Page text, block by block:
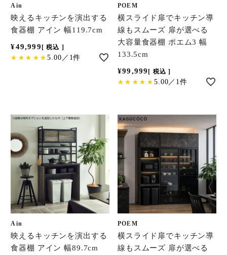
Ain
映えるキッチンを演出する
食器棚 アイン 幅119.7cm
¥49,999 税込
5.00／1件
POEM
横スライド扉でキッチン導
線もスムーズ 扉が選べる
大容量食器棚 ポエム3 幅
133.5cm
¥99,999 税込
5.00／1件
Ain
映えるキッチンを演出する
食器棚 アイン 幅89.7cm
POEM
横スライド扉でキッチン導
線もスムーズ 扉が選べる